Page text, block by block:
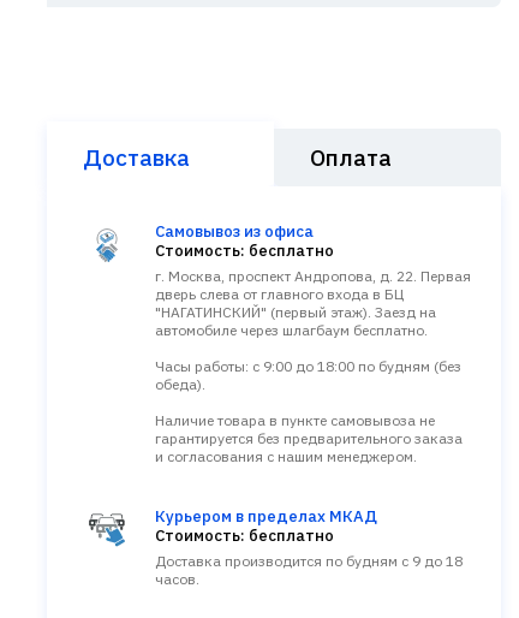
Доставка Оплата
Самовывоз из офиса
Стоимость: бесплатно
г. Москва, проспект Андропова, д. 22. Первая
дверь слева от главного входа в БЦ
"НАГАТИНСКИЙ" (первый этаж). Заезд на
автомобиле через шлагбаум бесплатно.
Часы работы: с 9:00 до 18:00 по будням (без
обеда).
Наличие товара в пункте самовывоза не
гарантируется без предварительного заказа
и согласования с нашим менеджером.
Курьером в пределах МКАД
Стоимость: бесплатно
Доставка производится по будням с 9 до 18
часов.